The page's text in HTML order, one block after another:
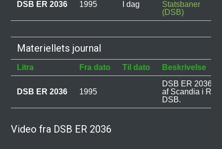
DSB ER 2036 1995 I dag
Statsbaner
(DSB)
Materiellets journal
Litra Fra dato Til dato Beskrivelse
DSB ER 2036 1995
DSB ER 2036
af Scandia i
DSB.
Video fra DSB ER 2036